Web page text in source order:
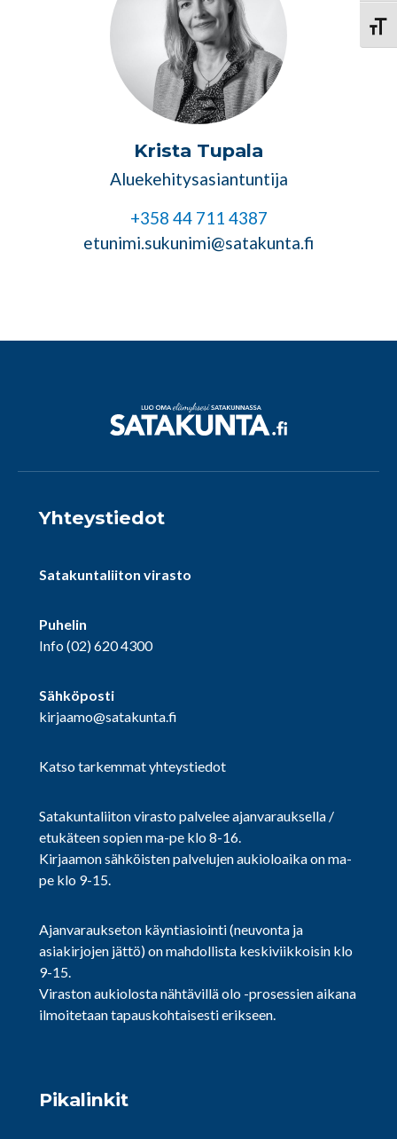
Krista Tupala
Aluekehitysasiantuntija
+358 44 711 4387
etunimi.sukunimi@satakunta.fi
Yhteystiedot
Satakuntaliiton virasto
Puhelin
Info(02) 620 4300
Sähköposti
kirjaamo@satakunta.fi
Katso tarkemmat yhteystiedot
Satakuntaliiton virasto palvelee ajanvarauksella /
etukäteen sopien ma-pe klo 8-16.
Kirjaamon sähköisten palvelujen aukioloaika on ma-
pe klo 9-15.
Ajanvaraukseton käyntiasiointi (neuvonta ja
asiakirjojen jättö) on mahdollista keskiviikkoisin klo
9-15.
Viraston aukiolosta nähtävillä olo -prosessien aikana
ilmoitetaan tapauskohtaisesti erikseen.
Pikalinkit